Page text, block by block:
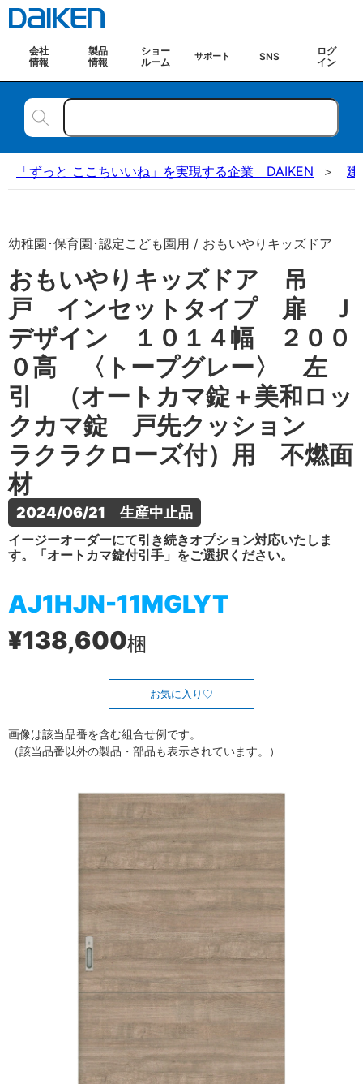
会社
情報
製品
情報
ショー
ルーム
サポート SNS
ログ
イン
「ずっと ここちいいね」を実現する企業 DAIKEN 建
幼稚園･保育園･認定こども園用 / おもいやりキッズドア
おもいやりキッズドア 吊
戸 インセットタイプ 扉 Ｊ
デザイン １０１４幅 ２００
０高 〈トープグレー〉 左
引 （オートカマ錠＋美和ロッ
クカマ錠 戸先クッション
ラクラクローズ付）用 不燃面
材
2024/06/21　生産中止品
イージーオーダーにて引き続きオプション対応いたしま
す。「オートカマ錠付引手」をご選択ください。
AJ1HJN-11MGLYT
¥138,600梱
お気に入り
画像は該当品番を含む組合せ例です。
（該当品番以外の製品・部品も表示されています。）